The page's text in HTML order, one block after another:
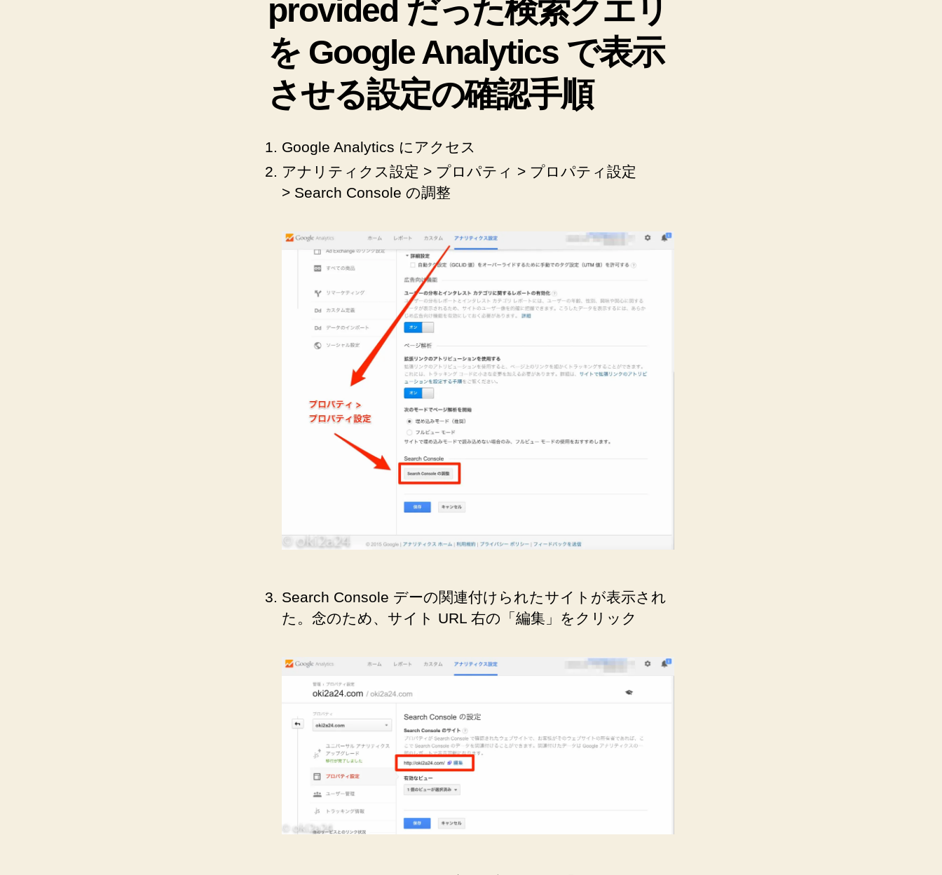
provided だった検索クエリ
を Google Analytics で表示
させる設定の確認手順
Google Analytics にアクセス
アナリティクス設定 > プロパティ > プロパティ設定
> Search Console の調整
Search Console デーの関連付けられたサイトが表示され
た。念のため、サイト URL 右の「編集」をクリック